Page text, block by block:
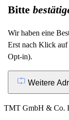
Bitte
Wir haben eine
Erst nach Klick
Opt-in).
Weitere
TMT GmbH & Co.